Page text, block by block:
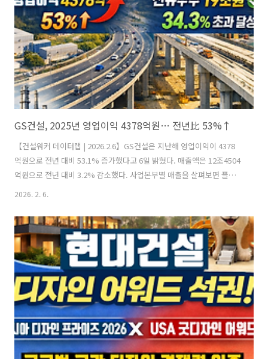
록했다. 매출은 전년 대비 23.3% 감소했다. 사업부문별로는 건축이 5조
5,084억 원으로 가장 큰 비중을 차지했고, 토목 ..
GS건설, 2025년 영업이익 4378억원… 전년比 53%↑
【건설워커 데이터랩 | 2026.2.6】GS건설은 지난해 영업이익이 4378
억원으로 전년 대비 53.1% 증가했다고 6일 밝혔다. 매출액은 12조4504
억원으로 전년 대비 3.2% 감소했다. 사업본부별 매출을 살펴보면 플랜
트사업본부가 88.1% 높은 성장률을 보이며 매출이 7017억 원에서 1조
4614억 원으로 매출이 26.7% 성장했다. 반면 건축주택사업본부 매출은
전년 9조5110억 원에서 7조7869억 원으로 18.1% 감소했다. 지난해 신
규 수주는 19조2073억원을 기록해, 목표였던 14조3000억원을 34.3%
초과 달성하며 안정적인 미래 먹거리를 확보했다. 지난해 GS건설은 서
울 봉천 제14구역 주택 재개발 정비..
2026. 2. 6.